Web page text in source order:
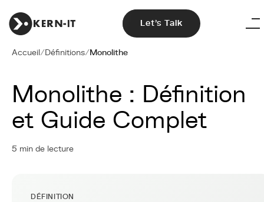
Let's Talk
Accueil/Définitions/Monolithe
Monolithe : Définition
et Guide Complet
5 min de lecture
DÉFINITION